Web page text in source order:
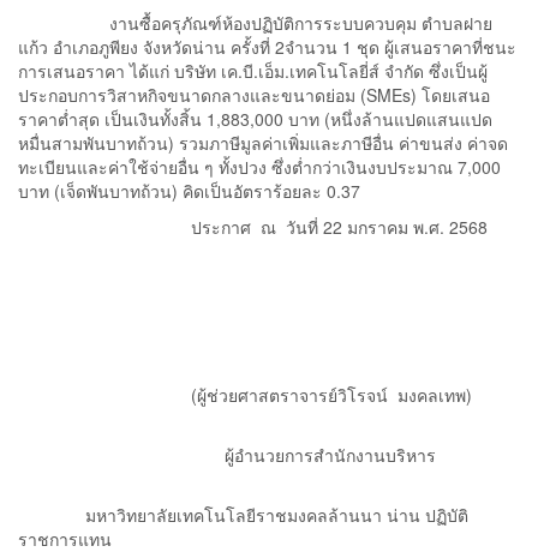
งานซื้อครุภัณฑ์ห้องปฏิบัติการระบบควบคุม ตำบลฝาย
แก้ว อำเภอภูพียง จังหวัดน่าน ครั้งที่ 2จำนวน 1 ชุด ผู้เสนอราคาที่ชนะ
การเสนอราคา ได้แก่ บริษัท เค.บี.เอ็ม.เทคโนโลยี่ส์ จำกัด ซึ่งเป็นผู้
ประกอบการวิสาหกิจขนาดกลางและขนาดย่อม (SMEs) โดยเสนอ
ราคาต่ำสุด เป็นเงินทั้งสิ้น 1,883,000 บาท (หนึ่งล้านแปดแสนแปด
หมื่นสามพันบาทถ้วน) รวมภาษีมูลค่าเพิ่มและภาษีอื่น ค่าขนส่ง ค่าจด
ทะเบียนและค่าใช้จ่ายอื่น ๆ ทั้งปวง ซึ่งต่ำกว่าเงินงบประมาณ 7,000
บาท (เจ็ดพันบาทถ้วน) คิดเป็นอัตราร้อยละ 0.37
ประกาศ ณ วันที่ 22 มกราคม พ.ศ. 2568
(ผู้ช่วยศาสตราจารย์วิโรจน์ มงคลเทพ)
ผู้อำนวยการสำนักงานบริหาร
มหาวิทยาลัยเทคโนโลยีราชมงคลล้านนา น่าน ปฏิบัติ
ราชการแทน